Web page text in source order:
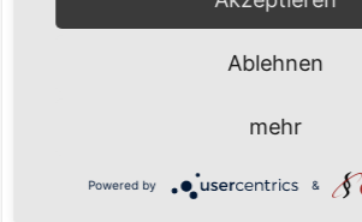
Ablehnen
mehr
Powered by &